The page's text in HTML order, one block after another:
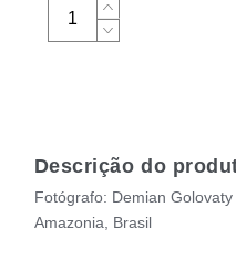
Descrição do
Fotógrafo: Demian Golovaty
Amazonia, Brasil